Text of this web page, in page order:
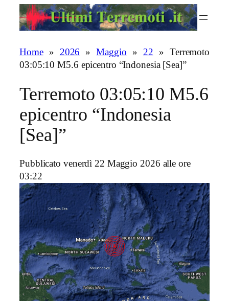
Home» 2026 »Maggio » 22 » Terremoto
03:05:10 M5.6 epicentro “Indonesia [Sea]”
Terremoto 03:05:10 M5.6
epicentro “Indonesia
[Sea]”
Pubblicato venerdì 22 Maggio 2026 alle ore
03:22